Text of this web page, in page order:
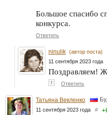
Большое спасибо
конкурса.
Ответить
ninulik (автор поста)
11 сентября 2023 года
Поздравляем!
↑ Ответить
Татьяна Векленко
11 сентября 2023 года # +